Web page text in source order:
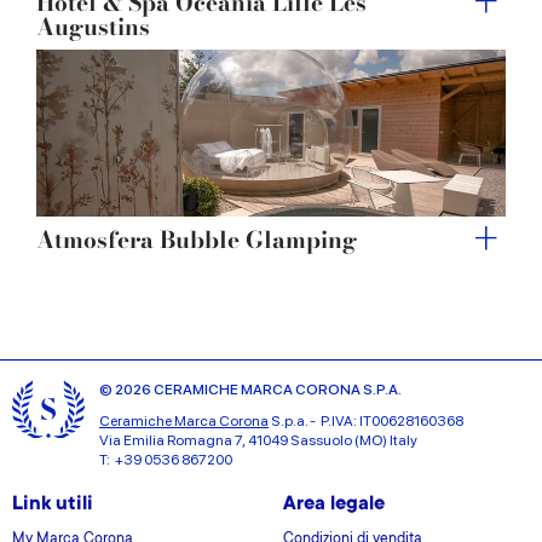
Augustins
Atmosfera Bubble Glamping
© 2026 CERAMICHE MARCA CORONA S.P.A.
Ceramiche Marca Corona S.p.a. - P.IVA: IT00628160368
Via Emilia Romagna 7, 41049 Sassuolo (MO) Italy
T: +39 0536 867200
Link utili Area legale